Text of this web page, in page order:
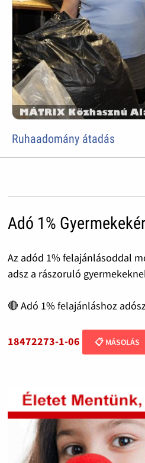
Ruhaadomány átadás
Adó 1%
Az adód 1% felajánlásoddal
adsz a rászoruló
🔴 Adó 1% felajánláshoz
18472273-1-06 📋 MÁSOLÁS